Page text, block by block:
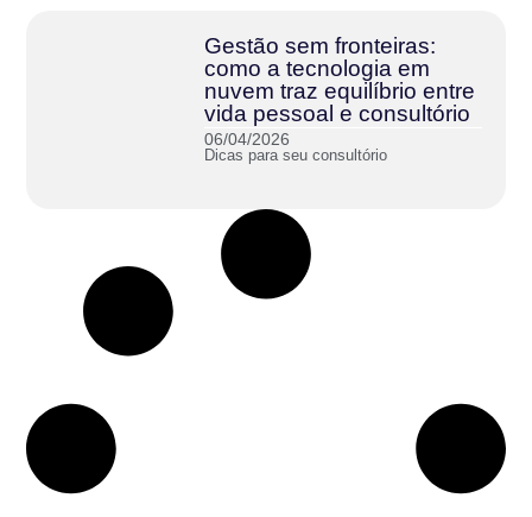
Gestão sem fronteiras:
como a tecnologia em
nuvem traz equilíbrio entre
vida pessoal e consultório
06/04/2026
Dicas para seu consultório